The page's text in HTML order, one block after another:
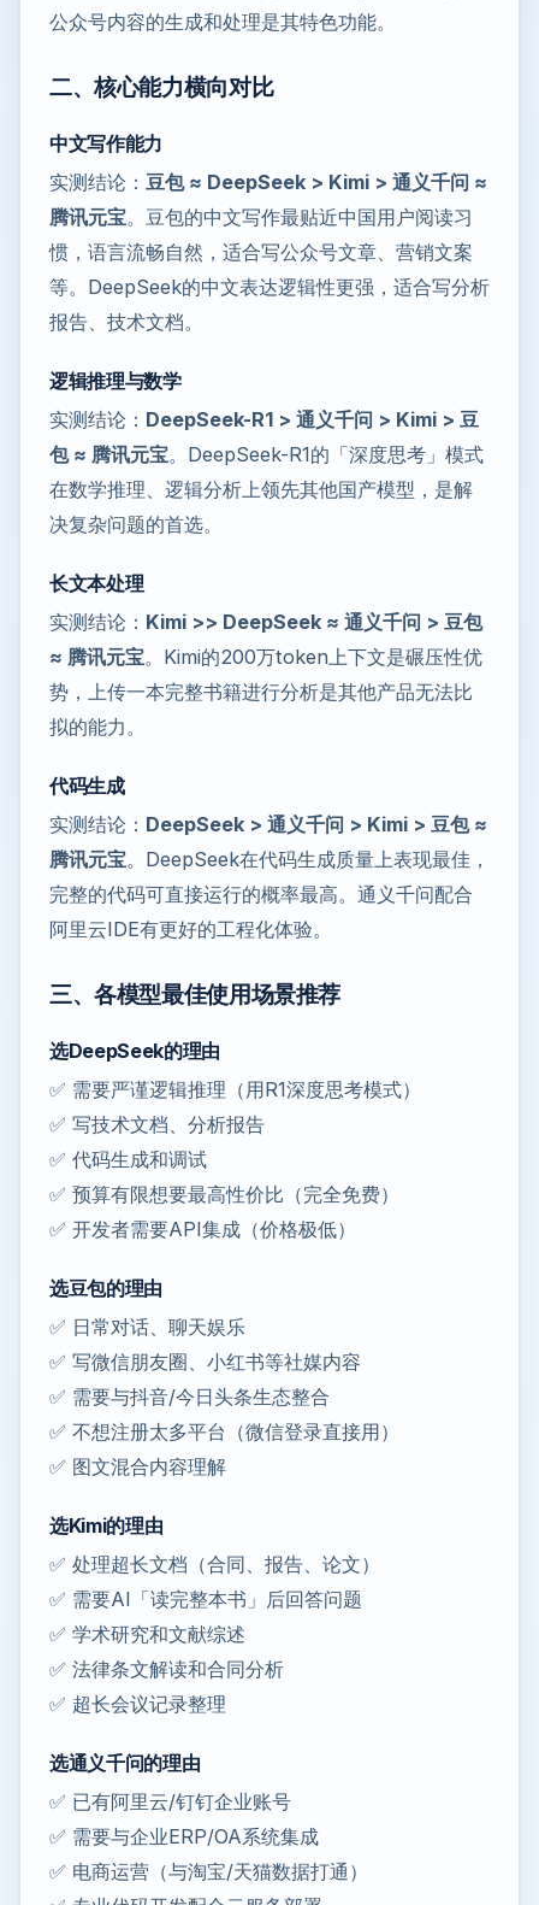
公众号内容的生成和处理是其特色功能。
二、核心能力横向对比
中文写作能力
实测结论： 豆包 ≈ DeepSeek > Kimi > 通义千问 ≈
腾讯元宝。豆包的中文写作最贴近中国用户阅读习
惯，语言流畅自然，适合写公众号文章、营销文案
等。DeepSeek的中文表达逻辑性更强，适合写分析
报告、技术文档。
逻辑推理与数学
实测结论： DeepSeek-R1 > 通义千问 > Kimi > 豆
包 ≈ 腾讯元宝。DeepSeek-R1的「深度思考」模式
在数学推理、逻辑分析上领先其他国产模型，是解
决复杂问题的首选。
长文本处理
实测结论： Kimi >> DeepSeek ≈ 通义千问 > 豆包
≈ 腾讯元宝。Kimi的200万token上下文是碾压性优
势，上传一本完整书籍进行分析是其他产品无法比
拟的能力。
代码生成
实测结论： DeepSeek > 通义千问 > Kimi > 豆包 ≈
腾讯元宝。DeepSeek在代码生成质量上表现最佳，
完整的代码可直接运行的概率最高。通义千问配合
阿里云IDE有更好的工程化体验。
三、各模型最佳使用场景推荐
选DeepSeek的理由
✅ 需要严谨逻辑推理（用R1深度思考模式）
✅ 写技术文档、分析报告
✅ 代码生成和调试
✅ 预算有限想要最高性价比（完全免费）
✅ 开发者需要API集成（价格极低）
选豆包的理由
✅ 日常对话、聊天娱乐
✅ 写微信朋友圈、小红书等社媒内容
✅ 需要与抖音/今日头条生态整合
✅ 不想注册太多平台（微信登录直接用）
✅ 图文混合内容理解
选Kimi的理由
✅ 处理超长文档（合同、报告、论文）
✅ 需要AI「读完整本书」后回答问题
✅ 学术研究和文献综述
✅ 法律条文解读和合同分析
✅ 超长会议记录整理
选通义千问的理由
✅ 已有阿里云/钉钉企业账号
✅ 需要与企业ERP/OA系统集成
✅ 电商运营（与淘宝/天猫数据打通）